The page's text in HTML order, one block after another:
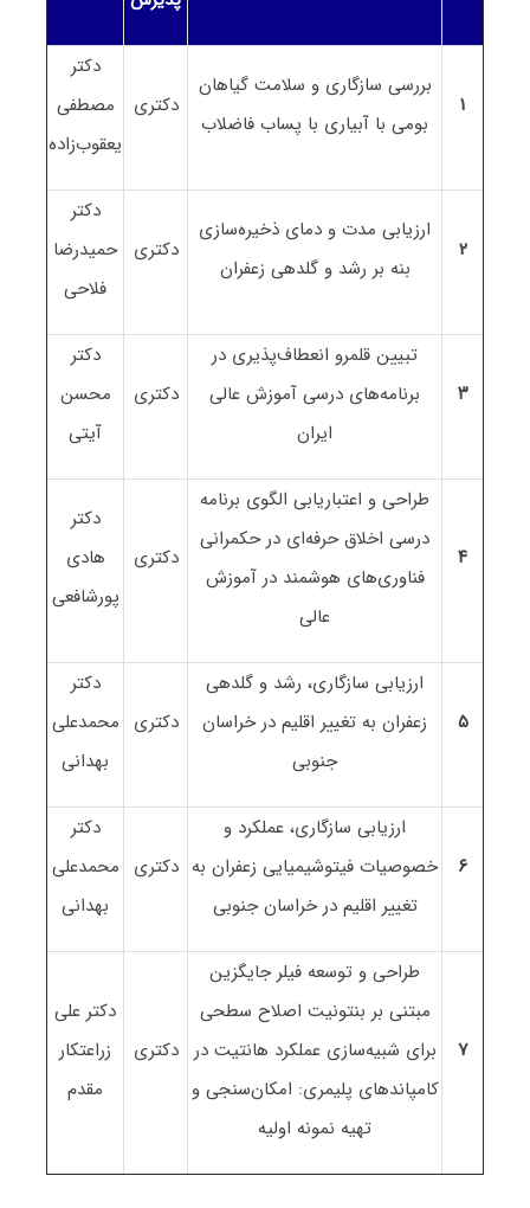
۱
بررسی سازگاری و سلامت گیاهان
بومی با آبیاری با پساب فاضلاب
دکتری
دکتر
مصطفی
یعقوب‌زاده
۲
ارزیابی مدت و دمای ذخیره‌سازی
بنه بر رشد و گلدهی زعفران
دکتری
دکتر
حمیدرضا
فلاحی
۳
تبیین قلمرو انعطاف‌پذیری در
برنامه‌های درسی آموزش عالی
ایران
دکتری
دکتر
محسن
آیتی
۴
طراحی و اعتباریابی الگوی برنامه
درسی اخلاق حرفه‌ای در حکمرانی
فناوری‌های هوشمند در آموزش
عالی
دکتری
دکتر
هادی
پورشافعی
۵
ارزیابی سازگاری، رشد و گلدهی
زعفران به تغییر اقلیم در خراسان
جنوبی
دکتری
دکتر
محمدعلی
بهدانی
۶
ارزیابی سازگاری، عملکرد و
خصوصیات فیتوشیمیایی زعفران به
تغییر اقلیم در خراسان جنوبی
دکتری
دکتر
محمدعلی
بهدانی
۷
طراحی و توسعه فیلر جایگزین
مبتنی بر بنتونیت اصلاح سطحی
برای شبیه‌سازی عملکرد هانتیت در
کامپاندهای پلیمری: امکان‌سنجی و
تهیه نمونه اولیه
دکتری
دکتر علی
زراعتکار
مقدم